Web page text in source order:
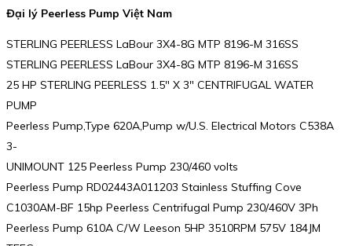
Đại lý Peerless Pump Việt Nam
STERLING PEERLESS LaBour 3X4-8G MTP 8196-M 316SS
STERLING PEERLESS LaBour 3X4-8G MTP 8196-M 316SS
25 HP STERLING PEERLESS 1.5″ X 3″ CENTRIFUGAL WATER
PUMP
Peerless Pump,Type 620A,Pump w/U.S. Electrical Motors C538A
3-
UNIMOUNT 125 Peerless Pump 230/460 volts
Peerless Pump RD02443A011203 Stainless Stuffing Cove
C1030AM-BF 15hp Peerless Centrifugal Pump 230/460V 3Ph
Peerless Pump 610A C/W Leeson 5HP 3510RPM 575V 184JM